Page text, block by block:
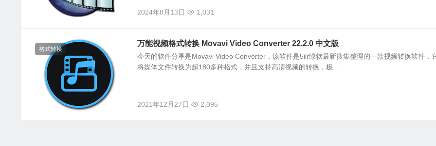
2024年8月13日 1,031
格式转换
万能视频格式转换 Movavi Video Converter 22.2.0 中文版
今天的软件分享是Movavi Video Converter，该软件是5ilr绿软最新搜集整理的一款视频转换软件，
将媒体文件转换为超180多种格式，并且支持高清视频的转换，极...
2021年12月27日 2,095